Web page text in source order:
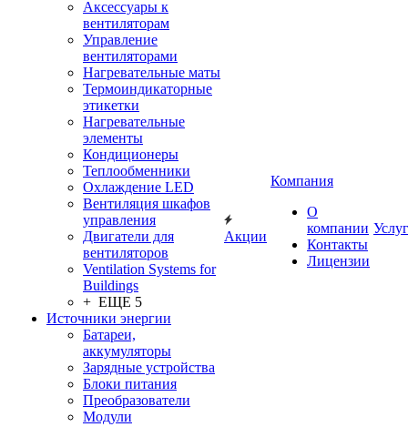
Аксессуары к
вентиляторам
Управление
вентиляторами
Нагревательные маты
Термоиндикаторные
этикетки
Нагревательные
элементы
Кондиционеры
Теплообменники
Охлаждение LED
Вентиляция шкафов
управления
Двигатели для
вентиляторов
Ventilation Systems for
Buildings
+ ЕЩЕ 5
Источники энергии
Батареи,
аккумуляторы
Зарядные устройства
Блоки питания
Преобразователи
Модули
Акции
Компания
О
компании
Контакты
Лицензии